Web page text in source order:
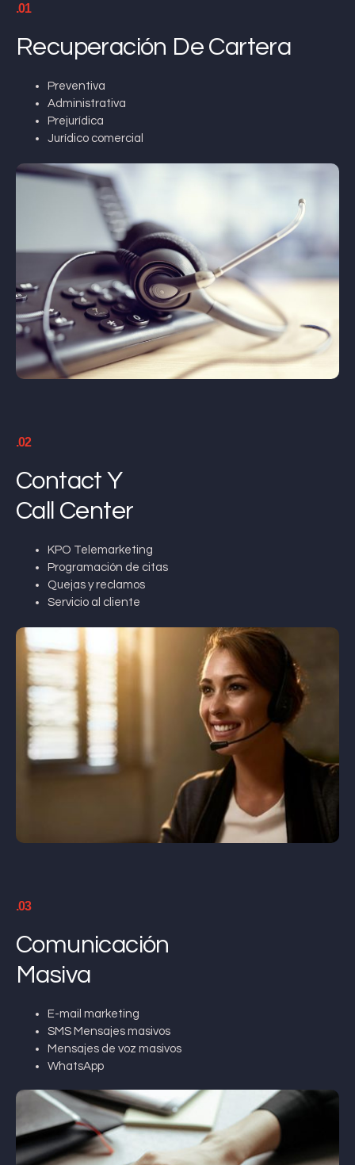
.01
Recuperación De Cartera
Preventiva
Administrativa
Prejurídica
Jurídico comercial
.02
Contact Y
Call Center
KPO Telemarketing
Programación de citas
Quejas y reclamos
Servicio al cliente
.03
Comunicación
Masiva
E-mail marketing
SMS Mensajes masivos
Mensajes de voz masivos
WhatsApp